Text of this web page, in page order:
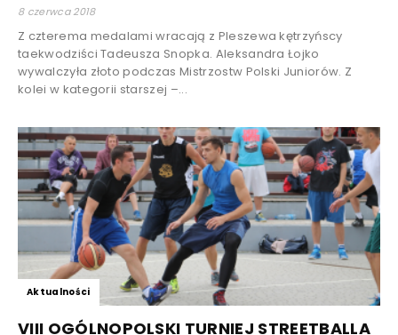
8 czerwca 2018
Z czterema medalami wracają z Pleszewa kętrzyńscy
taekwodziści Tadeusza Snopka. Aleksandra Łojko
wywalczyła złoto podczas Mistrzostw Polski Juniorów. Z
kolei w kategorii starszej –...
Aktualności
VIII OGÓLNOPOLSKI TURNIEJ STREETBALLA